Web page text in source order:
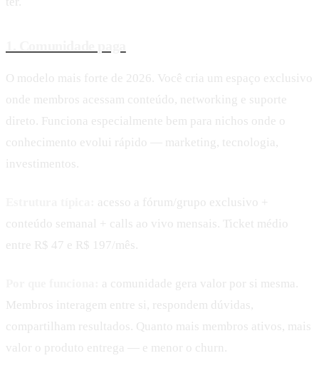
O modelo mais forte de 2026. Você cria um espaço exclusivo
onde membros acessam conteúdo, networking e suporte
direto. Funciona especialmente bem para nichos onde o
conhecimento evolui rápido — marketing, tecnologia,
investimentos.
acesso a fórum/grupo exclusivo +
conteúdo semanal + calls ao vivo mensais. Ticket médio
entre R$ 47 e R$ 197/mês.
a comunidade gera valor por si mesma.
Membros interagem entre si, respondem dúvidas,
compartilham resultados. Quanto mais membros ativos, mais
valor o produto entrega — e menor o churn.